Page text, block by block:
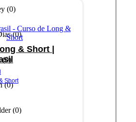
(0)
(0)
(0)
(0)
(0)
& Short |
Short
ao carrinho